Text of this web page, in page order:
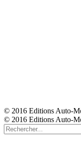
© 2016 Editions Auto-
© 2016 Editions Auto-